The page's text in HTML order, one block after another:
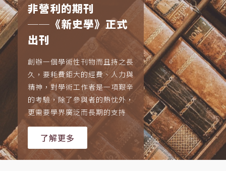
非營利的期刊
──《新史學》正式
出刊
創辦一個學術性刊物而且持之長
久，要耗費鉅大的經費、人力與
精神，對學術工作者是一項艱辛
的考驗，除了參與者的熱忱外，
更需要學界廣泛而長期的支持
了解更多